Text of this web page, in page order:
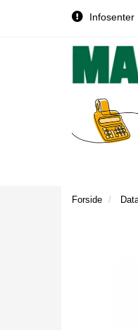
Infosenter
Forside